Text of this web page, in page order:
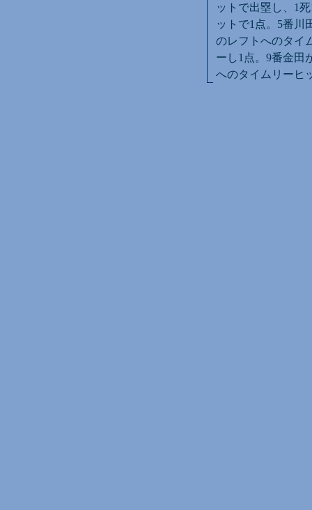
ットで出塁し、1
ットで1点。5番川
のレフトへのタイ
ーし1点。9番金田
へのタイムリーヒ